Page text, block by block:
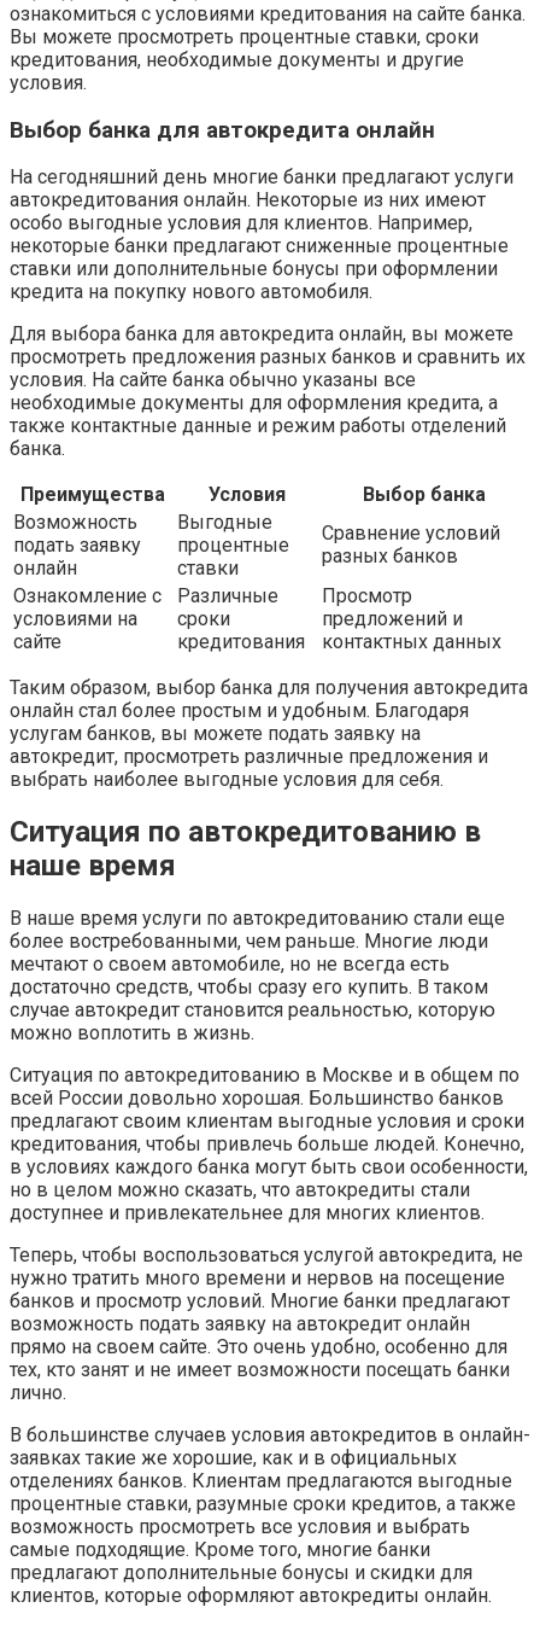
ознакомиться с условиями кредитования на сайте банка.
Вы можете просмотреть процентные ставки, сроки
кредитования, необходимые документы и другие
условия.
Выбор банка для автокредита онлайн
На сегодняшний день многие банки предлагают услуги
автокредитования онлайн. Некоторые из них имеют
особо выгодные условия для клиентов. Например,
некоторые банки предлагают сниженные процентные
ставки или дополнительные бонусы при оформлении
кредита на покупку нового автомобиля.
Для выбора банка для автокредита онлайн, вы можете
просмотреть предложения разных банков и сравнить их
условия. На сайте банка обычно указаны все
необходимые документы для оформления кредита, а
также контактные данные и режим работы отделений
банка.
Преимущества
Условия
Выбор банка
Возможность
подать заявку
онлайн
Выгодные
процентные
ставки
Сравнение условий
разных банков
Ознакомление с
условиями на
сайте
Различные
сроки
кредитования
Просмотр
предложений и
контактных данных
Таким образом, выбор банка для получения автокредита
онлайн стал более простым и удобным. Благодаря
услугам банков, вы можете подать заявку на
автокредит, просмотреть различные предложения и
выбрать наиболее выгодные условия для себя.
Ситуация по автокредитованию в
наше время
В наше время услуги по автокредитованию стали еще
более востребованными, чем раньше. Многие люди
мечтают о своем автомобиле, но не всегда есть
достаточно средств, чтобы сразу его купить. В таком
случае автокредит становится реальностью, которую
можно воплотить в жизнь.
Ситуация по автокредитованию в Москве и в общем по
всей России довольно хорошая. Большинство банков
предлагают своим клиентам выгодные условия и сроки
кредитования, чтобы привлечь больше людей. Конечно,
в условиях каждого банка могут быть свои особенности,
но в целом можно сказать, что автокредиты стали
доступнее и привлекательнее для многих клиентов.
Теперь, чтобы воспользоваться услугой автокредита, не
нужно тратить много времени и нервов на посещение
банков и просмотр условий. Многие банки предлагают
возможность подать заявку на автокредит онлайн
прямо на своем сайте. Это очень удобно, особенно для
тех, кто занят и не имеет возможности посещать банки
лично.
В большинстве случаев условия автокредитов в онлайн-
заявках такие же хорошие, как и в официальных
отделениях банков. Клиентам предлагаются выгодные
процентные ставки, разумные сроки кредитов, а также
возможность просмотреть все условия и выбрать
самые подходящие. Кроме того, многие банки
предлагают дополнительные бонусы и скидки для
клиентов, которые оформляют автокредиты онлайн.